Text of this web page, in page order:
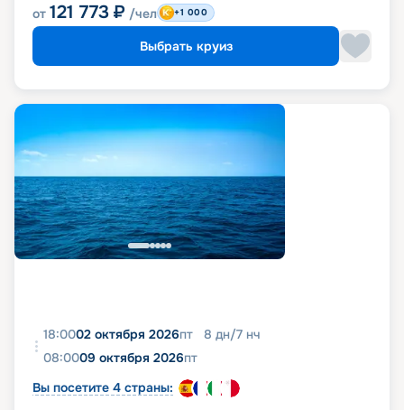
от 121 773 ₽ /чел +1 000
Выбрать круиз
18:0002 октября 2026пт 8 дн/7 нч
08:0009 октября 2026пт
Вы посетите 4 страны: